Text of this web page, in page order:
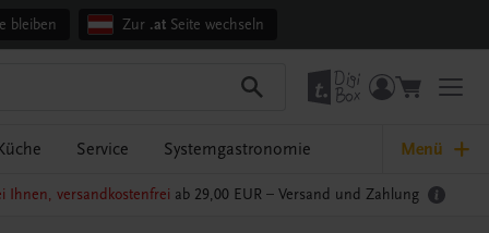
bleiben Zur .atSeite wechseln
Service Systemgastronomie Menü
Ihnen, versandkostenfrei ab 29,00 EUR – Versand und Zahlung